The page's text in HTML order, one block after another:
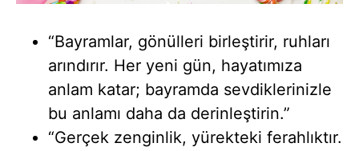
“Bayramlar, gönülleri birleştirir, ruhları
arındırır. Her yeni gün, hayatımıza
anlam katar; bayramda sevdiklerinizle
bu anlamı daha da derinleştirin.”
“Gerçek zenginlik, yürekteki ferahlıktır.